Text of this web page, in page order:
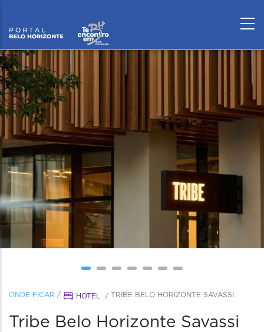
ONDE FICAR / HOTEL / TRIBE BELO HORIZONTE SAVASSI
Tribe Belo Horizonte Savassi